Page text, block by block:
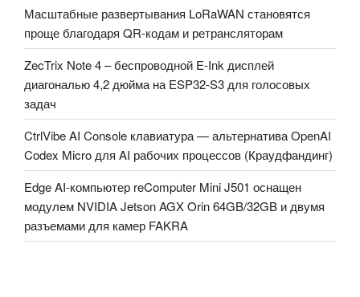
Масштабные развертывания LoRaWAN становятся
проще благодаря QR-кодам и ретрансляторам
ZecTrix Note 4 – беспроводной E-Ink дисплей
диагональю 4,2 дюйма на ESP32-S3 для голосовых
задач
CtrlVibe AI Console клавиатура — альтернатива OpenAI
Codex Micro для AI рабочих процессов (Краудфандинг)
Edge AI-компьютер reComputer Mini J501 оснащен
модулем NVIDIA Jetson AGX Orin 64GB/32GB и двумя
разъемами для камер FAKRA